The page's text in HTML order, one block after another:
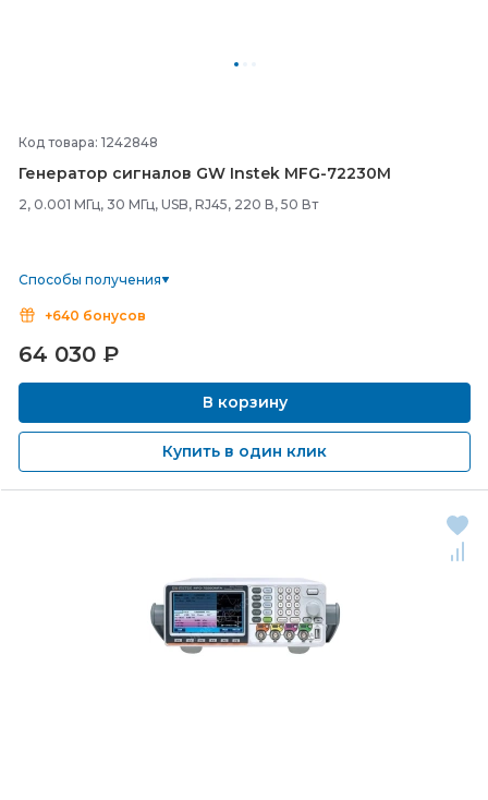
Код товара: 1242848
Генератор сигналов GW Instek MFG-72230M
2, 0.001 МГц, 30 МГц, USB, RJ45, 220 В, 50 Вт
Способы получения
+640 бонусов
64 030 ₽
В корзину
Купить в один клик